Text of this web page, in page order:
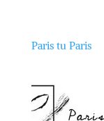
Paris tu Paris